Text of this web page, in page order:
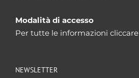
Modalità di accesso
Per tutte le informazioni cliccare
NEWSLETTER